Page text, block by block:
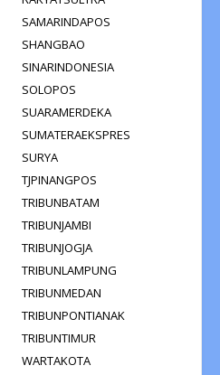
SAMARINDAPOS
SHANGBAO
SINARINDONESIA
SOLOPOS
SUARAMERDEKA
SUMATERAEKSPRES
SURYA
TJPINANGPOS
TRIBUNBATAM
TRIBUNJAMBI
TRIBUNJOGJA
TRIBUNLAMPUNG
TRIBUNMEDAN
TRIBUNPONTIANAK
TRIBUNTIMUR
WARTAKOTA